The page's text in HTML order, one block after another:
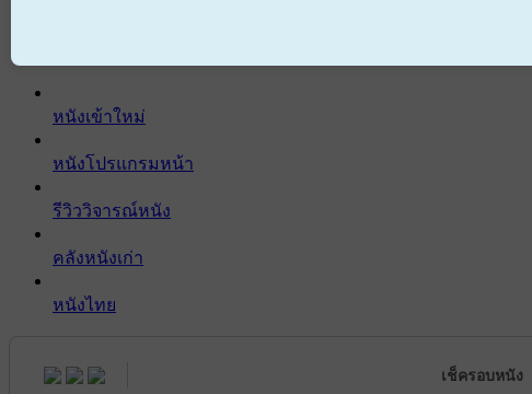
หนังเข้าใหม่
หนังโปรแกรมหน้า
รีวิววิจารณ์หนัง
คลังหนังเก่า
หนังไทย
เช็ครอบหนัง